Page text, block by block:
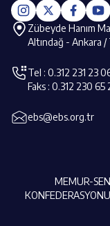
MEMUR-SEN
KONFEDERASYONU
Zübeyde Hanım
Altındağ - Ankara /
Tel : 0.312 231 23
Faks : 0.312 230 65
ebs@ebs.org.tr